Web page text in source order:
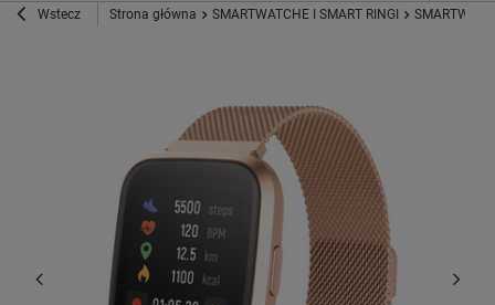
Wstecz Strona główna SMARTWATCHE I SMART RINGI